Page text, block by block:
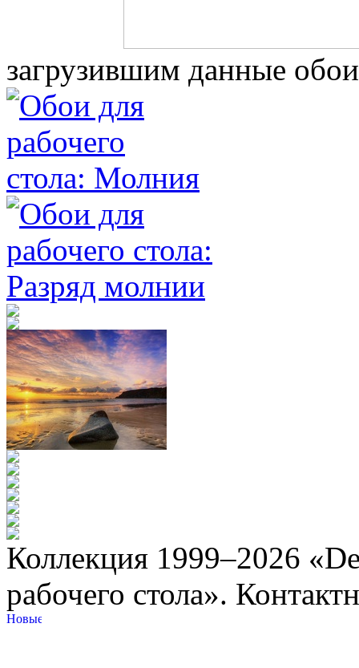
загрузившим данные
Коллекция 1999–2026
рабочего стола».